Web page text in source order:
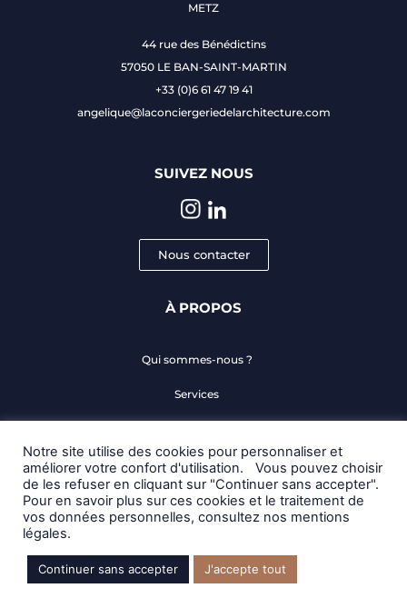
METZ
44 rue des Bénédictins
57050 LE BAN-SAINT-MARTIN
+33 (0)6 61 47 19 41
angelique@laconciergeriedelarchitecture.com
SUIVEZ NOUS
Nous contacter
À PROPOS
Qui sommes-nous ?
Services
Je suis maître d’ouvrage
Mentions légales
Tous droits réservés LA CONCIERGERIE DE L’ARCHITECTURE © – Assistance &
sourcing en travaux pour architectes
Notre site utilise des cookies pour personnaliser et
améliorer votre confort d'utilisation. Vous pouvez choisir
de les refuser en cliquant sur "Continuer sans accepter".
Pour en savoir plus sur ces cookies et le traitement de
vos données personnelles, consultez nos mentions
légales.
Continuer sans accepter J'accepte tout